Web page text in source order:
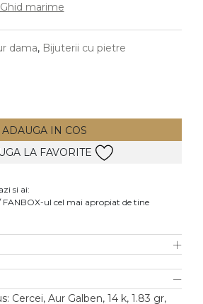
Vezi toate
Ghid marime
dama, Bijuterii cu pietre
ADAUGA IN COS
LA FAVORITE
si ai:
FANBOX-ul cel mai apropiat de tine
Cercei, Aur Galben, 14 k, 1.83 gr,